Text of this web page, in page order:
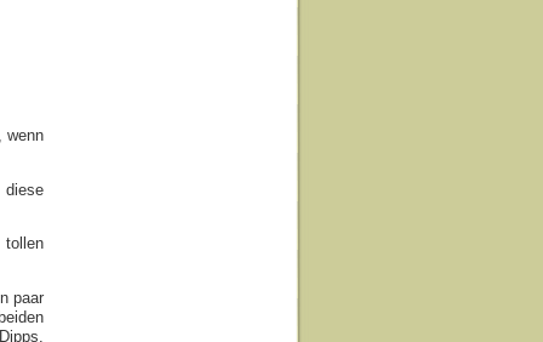
wenn
diese
paar